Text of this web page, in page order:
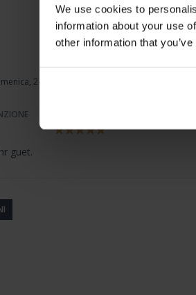
We use cookies to
information about your use
other information that
0%
24 settembre 2023
guet.